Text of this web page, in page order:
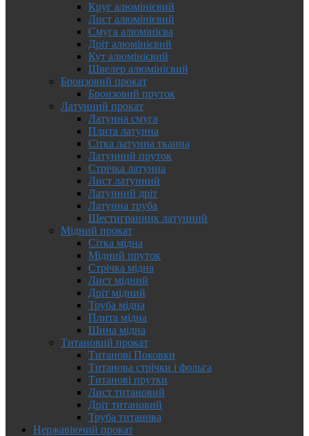
Круг алюмінієвий
Лист алюмінієвий
Смуга алюмінієва
Дріт алюмінієвий
Кут алюмінієвий
Швелер алюмінієвий
Бронзовий прокат
Бронзовий пруток
Латунний прокат
Латунна смуга
Плита латунна
Сітка латунна тканна
Латунний пруток
Стрічка латунна
Лист латунний
Латунний дріт
Латунна труба
Шестигранник латунний
Мідний прокат
Сітка мідна
Мідний пруток
Стрічка мідна
Лист мідний
Дріт мідний
Труба мідна
Плита мідна
Шина мідна
Титановий прокат
Титанові Поковки
Титанова стрічки і фольга
Титанові прутки
Лист титановий
Дріт титановий
Труба титанова
Нержавіючий прокат